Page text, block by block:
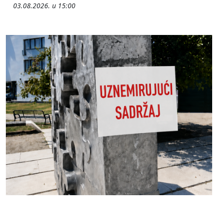
03.08.2026. u 15:00